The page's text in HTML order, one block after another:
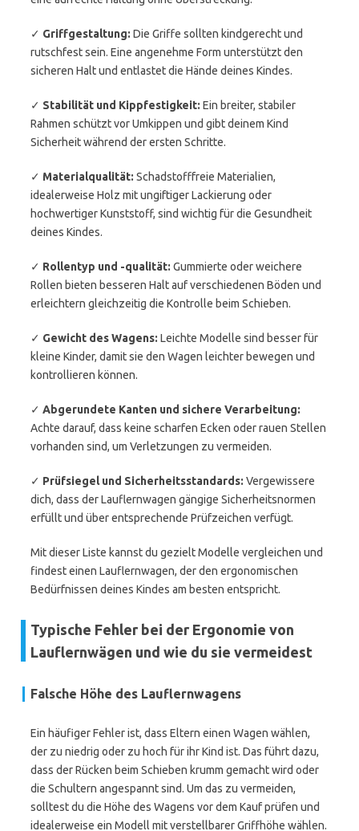
✓ Griffgestaltung: Die Griffe sollten kindgerecht und
rutschfest sein. Eine angenehme Form unterstützt den
sicheren Halt und entlastet die Hände deines Kindes.
✓ Stabilität und Kippfestigkeit: Ein breiter, stabiler
Rahmen schützt vor Umkippen und gibt deinem Kind
Sicherheit während der ersten Schritte.
✓ Materialqualität: Schadstofffreie Materialien,
idealerweise Holz mit ungiftiger Lackierung oder
hochwertiger Kunststoff, sind wichtig für die Gesundheit
deines Kindes.
✓ Rollentyp und -qualität: Gummierte oder weichere
Rollen bieten besseren Halt auf verschiedenen Böden und
erleichtern gleichzeitig die Kontrolle beim Schieben.
✓ Gewicht des Wagens: Leichte Modelle sind besser für
kleine Kinder, damit sie den Wagen leichter bewegen und
kontrollieren können.
✓ Abgerundete Kanten und sichere Verarbeitung:
Achte darauf, dass keine scharfen Ecken oder rauen Stellen
vorhanden sind, um Verletzungen zu vermeiden.
✓ Prüfsiegel und Sicherheitsstandards: Vergewissere
dich, dass der Lauflernwagen gängige Sicherheitsnormen
erfüllt und über entsprechende Prüfzeichen verfügt.
Mit dieser Liste kannst du gezielt Modelle vergleichen und
findest einen Lauflernwagen, der den ergonomischen
Bedürfnissen deines Kindes am besten entspricht.
Typische Fehler bei der Ergonomie von
Lauflernwägen und wie du sie vermeidest
Falsche Höhe des Lauflernwagens
Ein häufiger Fehler ist, dass Eltern einen Wagen wählen,
der zu niedrig oder zu hoch für ihr Kind ist. Das führt dazu,
dass der Rücken beim Schieben krumm gemacht wird oder
die Schultern angespannt sind. Um das zu vermeiden,
solltest du die Höhe des Wagens vor dem Kauf prüfen und
idealerweise ein Modell mit verstellbarer Griffhöhe wählen.